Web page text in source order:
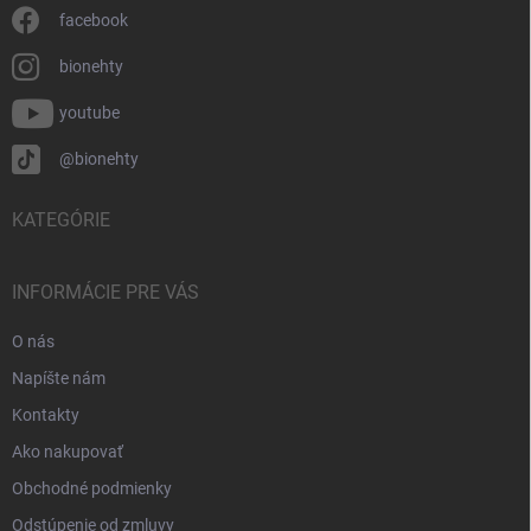
facebook
bionehty
youtube
@bionehty
KATEGÓRIE
INFORMÁCIE PRE VÁS
O nás
Napíšte nám
Kontakty
Ako nakupovať
Obchodné podmienky
Odstúpenie od zmluvy